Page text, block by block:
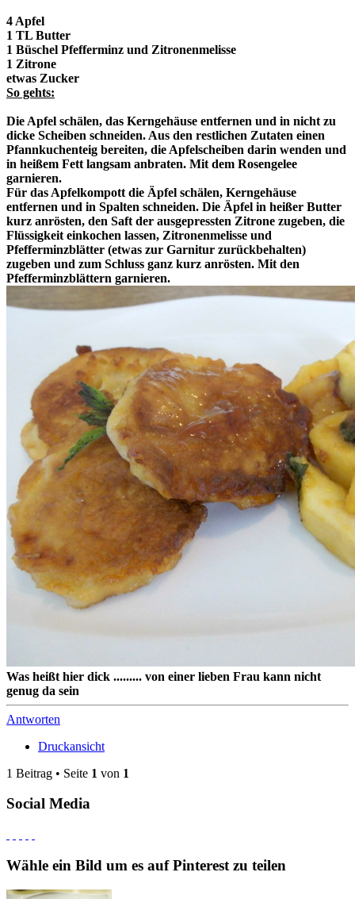
4 Apfel
1 TL Butter
1 Büschel Pfefferminz und Zitronenmelisse
1 Zitrone
etwas Zucker
So gehts:
Die Apfel schälen, das Kerngehäuse entfernen und in nicht zu
dicke Scheiben schneiden. Aus den restlichen Zutaten einen
Pfannkuchenteig bereiten, die Apfelscheiben darin wenden und
in heißem Fett langsam anbraten. Mit dem Rosengelee
garnieren.
Für das Apfelkompott die Äpfel schälen, Kerngehäuse
entfernen und in Spalten schneiden. Die Äpfel in heißer Butter
kurz anrösten, den Saft der ausgepressten Zitrone zugeben, die
Flüssigkeit einkochen lassen, Zitronenmelisse und
Pfefferminzblätter (etwas zur Garnitur zurückbehalten)
zugeben und zum Schluss ganz kurz anrösten. Mit den
Pfefferminzblättern garnieren.
Was heißt hier dick ......... von einer lieben Frau kann nicht
genug da sein
Antworten
Druckansicht
1 Beitrag • Seite 1 von 1
Social Media
Wähle ein Bild um es auf Pinterest zu teilen